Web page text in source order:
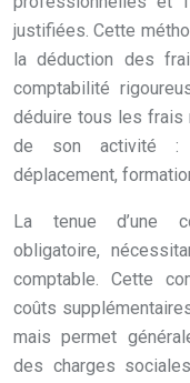
justifiées. Cette
la déduction des
comptabilité
déduire tous les frais
de son activité :
déplacement,
La tenue d’une
obligatoire,
comptable. Cette
coûts
mais permet
des charges